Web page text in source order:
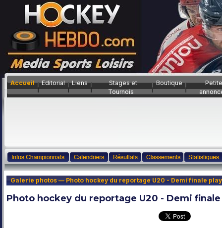
Accueil Editorial Liens
Stages et
Tournois
Boutique
Galerie photos — Photo hockey du reportage U20 - Demi finale
Photo hockey du reportage U20 - Demi